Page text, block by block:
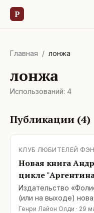
Р
Главная / лонжа
лонжа
Использований: 4
Публикации (4)
КЛУБ ЛЮБИТЕЛЕЙ
Новая книга
цикле
Издательство
(или на выходе)
четвертая в цикле
Генри Лайон Олди · 29